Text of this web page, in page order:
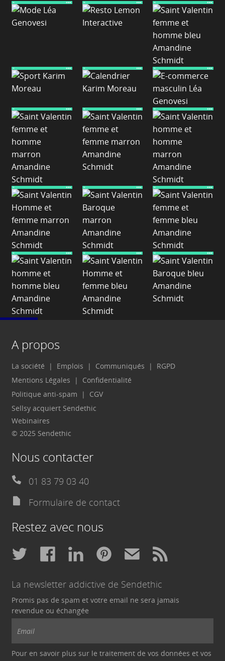
A propos
La société Emplois Communiqués
RGPD
Mentions Légales
Confidentialité
Politique anti-spam
CGV
Sellsy acquiert Sendethic
Webinaires
© 2025 Sendethic
Nous contacter
01 83 79 03 40
Formulaire de contact
Restez avec nous
La newsletter addictive de Sendethic
Promis pas de spam et votre email ne sera jamais
revendue ou échangée
Pour en savoir plus sur le traitement de vos données et vos